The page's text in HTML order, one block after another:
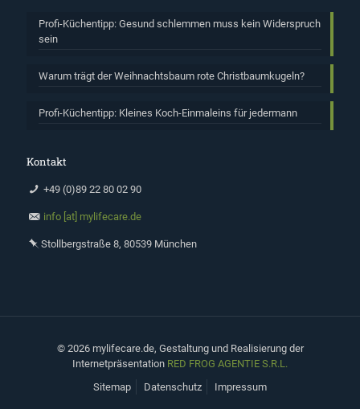
Profi-Küchentipp: Gesund schlemmen muss kein Widerspruch
sein
Warum trägt der Weihnachtsbaum rote Christbaumkugeln?
Profi-Küchentipp: Kleines Koch-Einmaleins für jedermann
Kontakt
+49 (0)89 22 80 02 90
info [at] mylifecare.de
Stollbergstraße 8, 80539 München
© 2026 mylifecare.de, Gestaltung und Realisierung der
Internetpräsentation RED FROG AGENTIE S.R.L.
Sitemap
Datenschutz Impressum